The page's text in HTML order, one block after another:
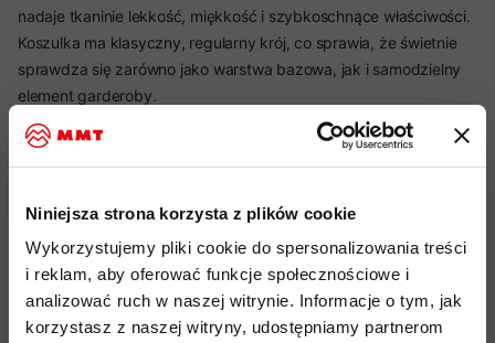
Niniejsza strona korzysta z plików cookie
Wykorzystujemy pliki cookie do spersonalizowania treści
i reklam, aby oferować funkcje społecznościowe i
analizować ruch w naszej witrynie. Informacje o tym, jak
korzystasz z naszej witryny, udostępniamy partnerom
nadaje tkaninie lekkość, miękkość i szybkoschnące właściwości.
Koszulka ma klasyczny, regularny krój, co sprawia, że świetnie
sprawdza się zarówno jako warstwa bazowa, jak i samodzielny
element garderoby.
idealny produkt do: Alpinizm, Skitouring, Trekking, Trail
Running, Kolarstwo, Hiking, Podróże, użytkowanie Miejskie
materiał Equaliser Merino Wool o gramaturze 135 g/m2 (47%
wełna merino, 53% poliester z recyklingu)